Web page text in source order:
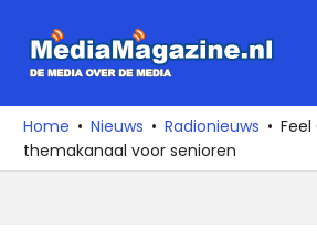
naar
media
over
de
Home Nieuws Radionieuws
themakanaal voor senioren